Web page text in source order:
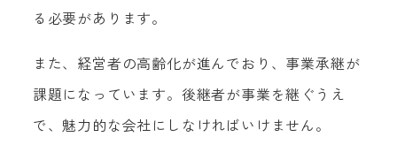
る必要があります。
また、経営者の高齢化が進んでおり、事業承継が
課題になっています。後継者が事業を継ぐうえ
で、魅力的な会社にしなければいけません。